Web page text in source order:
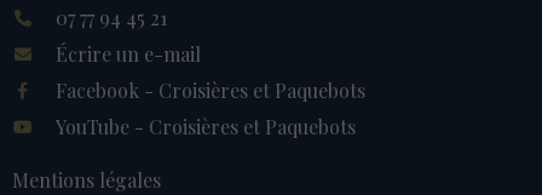
07 77 94 45 21
Écrire un e-mail
Facebook - Croisières et Paquebots
YouTube - Croisières et Paquebots
Mentions légales